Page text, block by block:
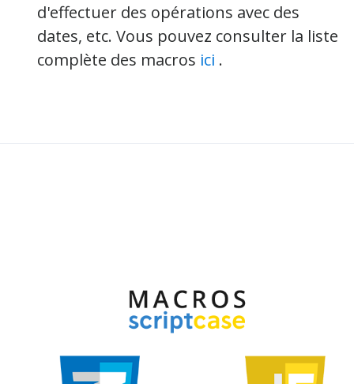
d'effectuer des opérations avec des
dates, etc. Vous pouvez consulter la liste
complète des macros ici .